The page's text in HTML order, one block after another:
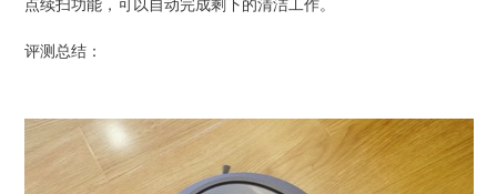
点续扫功能，可以自动完成剩下的清洁工作。
评测总结：